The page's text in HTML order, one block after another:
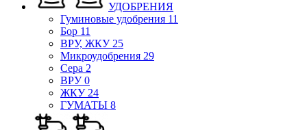
УДОБРЕНИЯ
Гуминовые удобрения 11
Бор 11
ВРУ, ЖКУ 25
Микроудобрения 29
Сера 2
ВРУ0
ЖКУ 24
ГУМАТЫ 8